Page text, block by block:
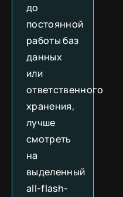
до
постоянной
работы баз
данных
или
ответственного
хранения,
лучше
смотреть
на
выделенный
all-flash-